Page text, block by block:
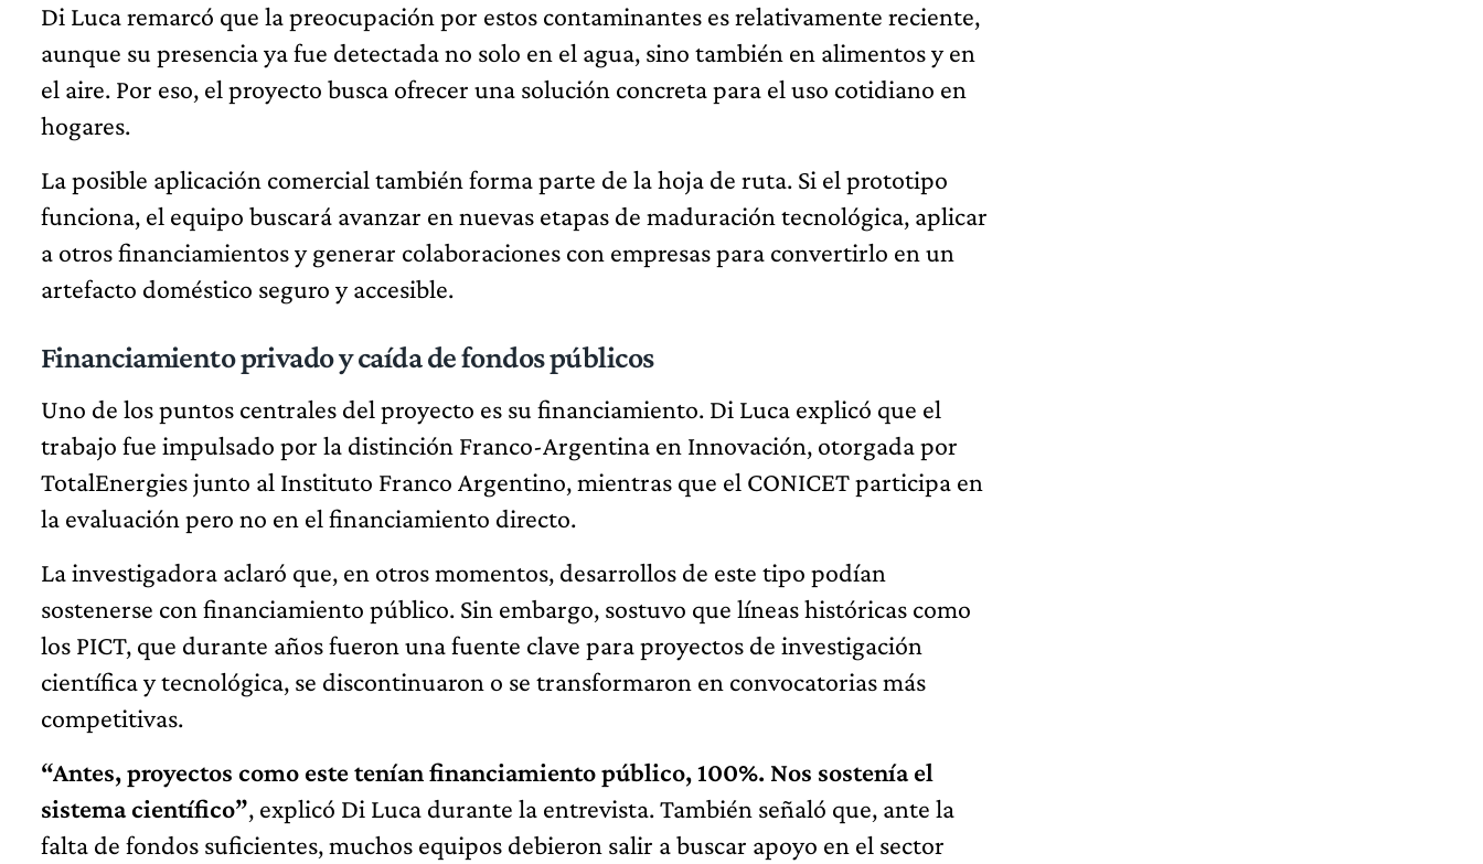
Di Luca remarcó que la preocupación por estos contaminantes es relativamente reciente,
aunque su presencia ya fue detectada no solo en el agua, sino también en alimentos y en
el aire. Por eso, el proyecto busca ofrecer una solución concreta para el uso cotidiano en
hogares.
La posible aplicación comercial también forma parte de la hoja de ruta. Si el prototipo
funciona, el equipo buscará avanzar en nuevas etapas de maduración tecnológica, aplicar
a otros financiamientos y generar colaboraciones con empresas para convertirlo en un
artefacto doméstico seguro y accesible.
Financiamiento privado y caída de fondos públicos
Uno de los puntos centrales del proyecto es su financiamiento. Di Luca explicó que el
trabajo fue impulsado por la distinción Franco-Argentina en Innovación, otorgada por
TotalEnergies junto al Instituto Franco Argentino, mientras que el CONICET participa en
la evaluación pero no en el financiamiento directo.
La investigadora aclaró que, en otros momentos, desarrollos de este tipo podían
sostenerse con financiamiento público. Sin embargo, sostuvo que líneas históricas como
los PICT, que durante años fueron una fuente clave para proyectos de investigación
científica y tecnológica, se discontinuaron o se transformaron en convocatorias más
competitivas.
“Antes, proyectos como este tenían financiamiento público, 100%. Nos sostenía el
sistema científico”, explicó Di Luca durante la entrevista. También señaló que, ante la
falta de fondos suficientes, muchos equipos debieron salir a buscar apoyo en el sector